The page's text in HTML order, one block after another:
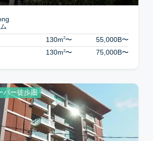
130m2〜 55,000B〜
130m2〜 75,000B〜
パー徒歩圏